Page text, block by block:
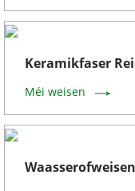
Keramikfaser
Méi weisen